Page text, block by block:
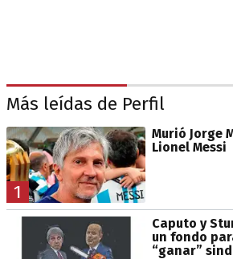
Más leídas de Perfil
1
Murió Jorge
Lionel Messi
Caputo y
un fondo
“ganar”